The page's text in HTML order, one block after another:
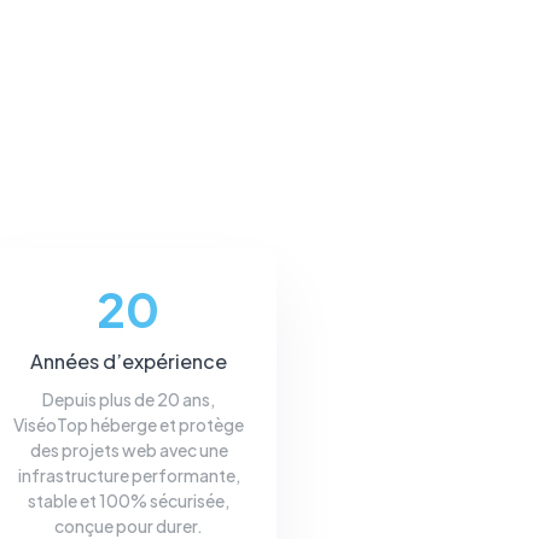
20
Années d’expérience
Depuis plus de 20 ans,
ViséoTop héberge et protège
des projets web avec une
infrastructure performante,
stable et 100% sécurisée,
conçue pour durer.